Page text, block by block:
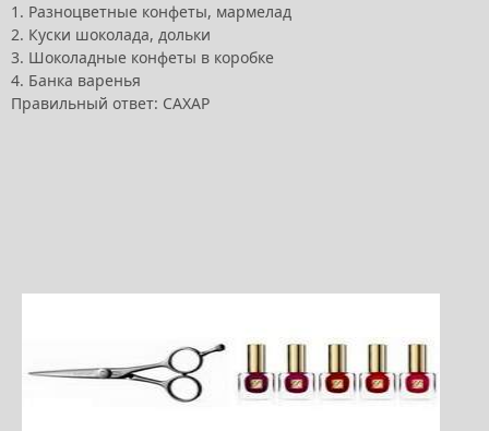
1. Разноцветные конфеты, мармелад
2. Куски шоколада, дольки
3. Шоколадные конфеты в коробке
4. Банка варенья
Правильный ответ: САХАР